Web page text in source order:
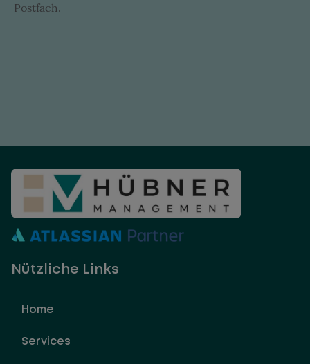
Postfach.
Nützliche Links
Home
Services